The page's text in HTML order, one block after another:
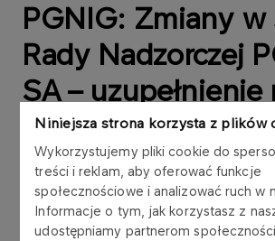
Niniejsza strona korzysta z plików
Wykorzystujemy pliki cookie do
treści i reklam, aby oferować funkcje
społecznościowe i analizować ruch w
Informacje o tym, jak korzystasz z
udostępniamy partnerom
PGNIG: Zmiany w
Rady Nadzorczej
SA –
bieżącego
Zarząd Polskiego Górnictwa